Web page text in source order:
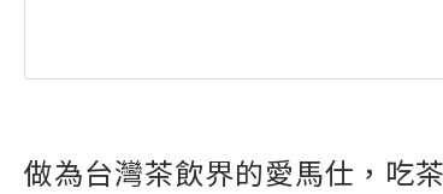
做為台灣茶飲界的愛馬仕，吃